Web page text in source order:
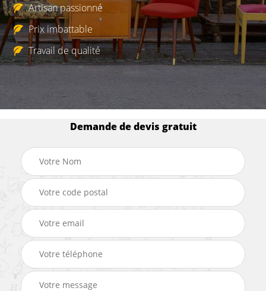
Artisan passionné
Prix imbattable
Travail de qualité
Demande de devis gratuit